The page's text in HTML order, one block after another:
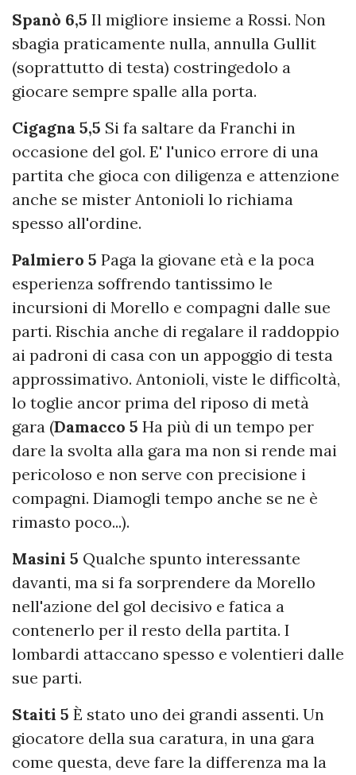
Spanò 6,5 Il migliore insieme a Rossi. Non
sbagia praticamente nulla, annulla Gullit
(soprattutto di testa) costringedolo a
giocare sempre spalle alla porta.
Cigagna 5,5 Si fa saltare da Franchi in
occasione del gol. E' l'unico errore di una
partita che gioca con diligenza e attenzione
anche se mister Antonioli lo richiama
spesso all'ordine.
Palmiero 5 Paga la giovane età e la poca
esperienza soffrendo tantissimo le
incursioni di Morello e compagni dalle sue
parti. Rischia anche di regalare il raddoppio
ai padroni di casa con un appoggio di testa
approssimativo. Antonioli, viste le difficoltà,
lo toglie ancor prima del riposo di metà
gara (Damacco 5 Ha più di un tempo per
dare la svolta alla gara ma non si rende mai
pericoloso e non serve con precisione i
compagni. Diamogli tempo anche se ne è
rimasto poco...).
Masini 5 Qualche spunto interessante
davanti, ma si fa sorprendere da Morello
nell'azione del gol decisivo e fatica a
contenerlo per il resto della partita. I
lombardi attaccano spesso e volentieri dalle
sue parti.
Staiti 5 È stato uno dei grandi assenti. Un
giocatore della sua caratura, in una gara
come questa, deve fare la differenza ma la